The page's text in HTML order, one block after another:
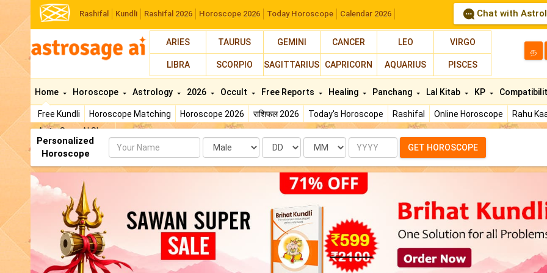
Rashifal Kundli Rashifal 2026 Horoscope 2026 Today Horoscope Calendar 2026 Chat with
ARIES TAURUS GEMINI CANCER LEO VIRGO
LIBRA SCORPIO SAGITTARIUS CAPRICORN AQUARIUS PISCES
த
Home
Free Kundli Horoscope Matching Horoscope 2026 राशिफल 2026 Today's Horoscope Rashifal Online Horoscope Rahu
AstroSage AI Shop
Horoscope Astrology 2026 Occult Free Reports Healing Panchang Lal Kitab KP
Personalized
Horoscope
Name Date Month Year GET HOROSCOPE